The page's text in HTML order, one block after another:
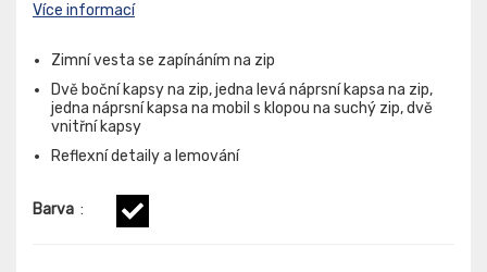
Více informací
Zimní vesta se zapínáním na zip
Dvě boční kapsy na zip, jedna levá náprsní kapsa na zip,
jedna náprsní kapsa na mobil s klopou na suchý zip, dvě
vnitřní kapsy
Reflexní detaily a lemování
Barva :